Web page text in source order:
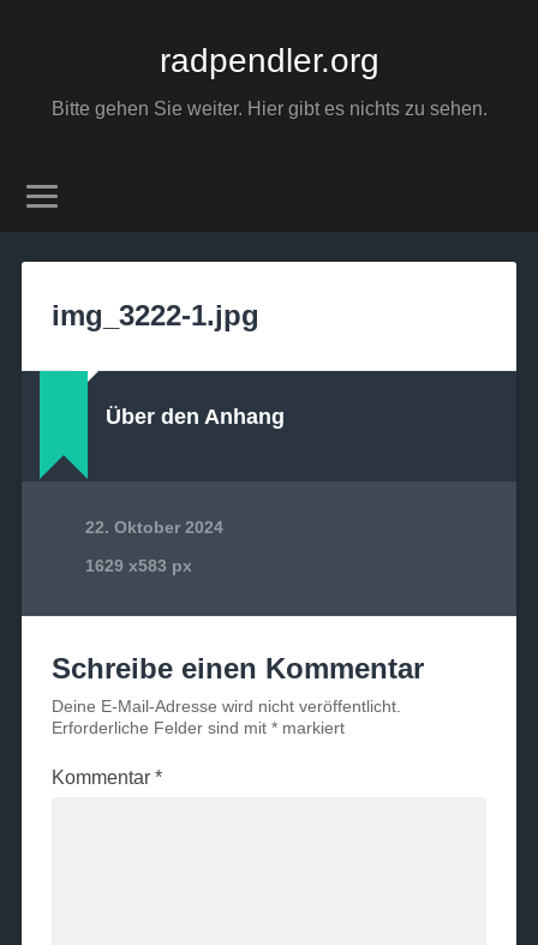
radpendler.org
Bitte gehen Sie weiter. Hier gibt es nichts zu sehen.
img_3222-1.jpg
Über den Anhang
22. Oktober 2024
1629 x583 px
Schreibe einen Kommentar
Deine E-Mail-Adresse wird nicht veröffentlicht.
Erforderliche Felder sind mit *markiert
Kommentar *